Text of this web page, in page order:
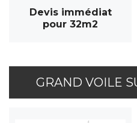
Devis immédiat
pour 32m2
GRAND VOILE